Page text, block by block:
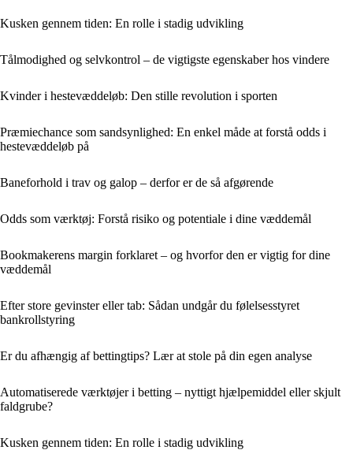
Kusken gennem tiden: En rolle i stadig udvikling
Tålmodighed og selvkontrol – de vigtigste egenskaber hos vindere
Kvinder i hestevæddeløb: Den stille revolution i sporten
Præmiechance som sandsynlighed: En enkel måde at forstå odds i
hestevæddeløb på
Baneforhold i trav og galop – derfor er de så afgørende
Odds som værktøj: Forstå risiko og potentiale i dine væddemål
Bookmakerens margin forklaret – og hvorfor den er vigtig for dine
væddemål
Efter store gevinster eller tab: Sådan undgår du følelsesstyret
bankrollstyring
Er du afhængig af bettingtips? Lær at stole på din egen analyse
Automatiserede værktøjer i betting – nyttigt hjælpemiddel eller skjult
faldgrube?
Kusken gennem tiden: En rolle i stadig udvikling